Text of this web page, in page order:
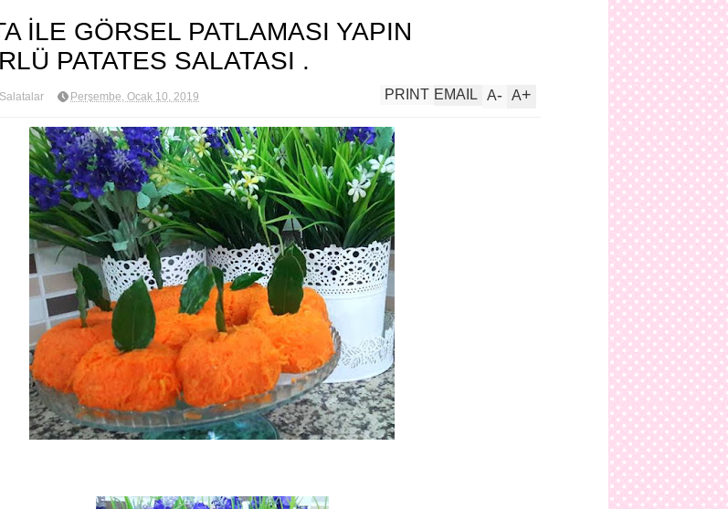
İLE GÖRSEL PATLAMASI YAPIN
PATATES SALATASI .
Salatalar Perşembe, Ocak 10, 2019 A+
A-
EMAIL
PRINT